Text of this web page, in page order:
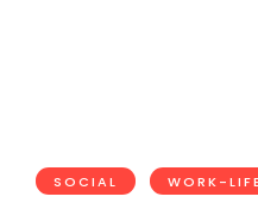
SOCIAL WORK-LIFE